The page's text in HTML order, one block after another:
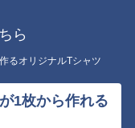
ら
るオリジナルTシャツ
1枚から作れる